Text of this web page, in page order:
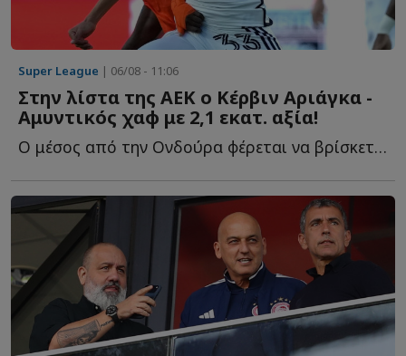
Super League | 06/08 - 11:06
Στην λίστα της ΑΕΚ ο Κέρβιν Αριάγκα -
Αμυντικός χαφ με 2,1 εκατ. αξία!
Ο μέσος από την Ονδούρα φέρεται να βρίσκεται στο στόχαστρο τ...